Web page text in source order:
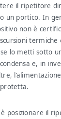
il ripetitore
un portico. In
non è
termiche
lo metti sotto
e, in
posizionare il